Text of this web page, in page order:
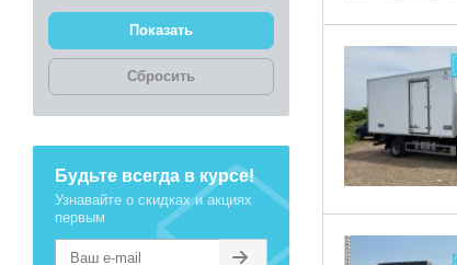
Сбросить
Будьте всегда в курсе!
Узнавайте о скидках и акциях
первым